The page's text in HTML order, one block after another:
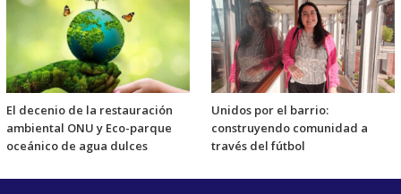
El decenio de la restauración
ambiental ONU y Eco-parque
oceánico de agua dulces
Unidos por el barrio:
construyendo comunidad a
través del fútbol